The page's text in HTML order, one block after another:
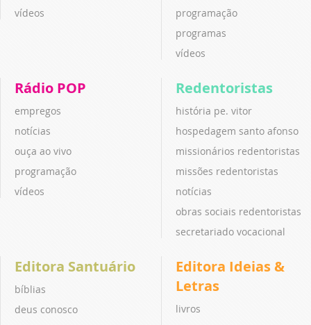
vídeos
programação
programas
vídeos
Rádio POP
empregos
notícias
ouça ao vivo
programação
vídeos
Redentoristas
história pe. vitor
hospedagem santo afonso
missionários redentoristas
missões redentoristas
notícias
obras sociais redentoristas
secretariado vocacional
Editora Santuário
bíblias
deus conosco
Editora Ideias &
Letras
livros